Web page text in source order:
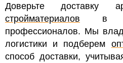
Доверьте доставку
стройматериалов в
профессионалов. Мы
логистики и подберем
способ доставки,